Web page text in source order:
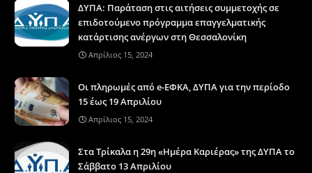
ΔΥΠΑ: Παράταση στις αιτήσεις συμμετοχής σε
επιδοτούμενο πρόγραμμα επαγγελματικής
κατάρτισης ανέργων στη Θεσσαλονίκη
Απρίλιος 15, 2024
Οι πληρωμές από e-ΕΦΚΑ, ΔΥΠΑ για την περίοδο
15 έως 19 Απριλίου
Απρίλιος 15, 2024
Στα Τρίκαλα η 29η «Ημέρα Καριέρας» της ΔΥΠΑ το
Σάββατο 13 Απριλίου